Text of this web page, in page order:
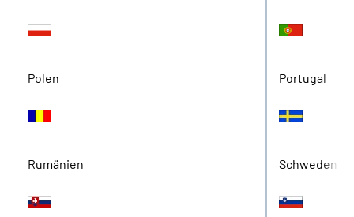
Polen Portugal
Rumänien Schweden